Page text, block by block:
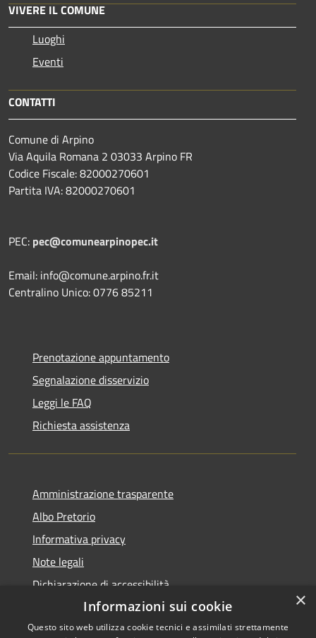
VIVERE IL COMUNE
Luoghi
Eventi
CONTATTI
Comune di Arpino
Via Aquila Romana 2 03033 Arpino FR
Codice Fiscale: 82000270601
Partita IVA: 82000270601
PEC: pec@comunearpinopec.it
Email: info@comune.arpino.fr.it
Centralino Unico: 0776 85211
Prenotazione appuntamento
Segnalazione disservizio
Leggi le FAQ
Richiesta assistenza
Amministrazione trasparente
Albo Pretorio
Informativa privacy
Note legali
Dichiarazione di accessibilità
×
Informazioni sui cookie
Questo sito web utilizza cookie tecnici e assimilati strettamente